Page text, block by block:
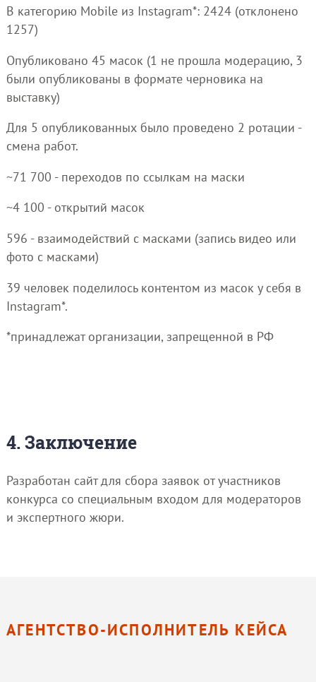
В категорию Mobile из Instagram*: 2424 (отклонено
1257)
Опубликовано 45 масок (1 не прошла модерацию, 3
были опубликованы в формате черновика на
выставку)
Для 5 опубликованных было проведено 2 ротации -
смена работ.
~71 700 - переходов по ссылкам на маски
~4 100 - открытий масок
596 - взаимодействий с масками (запись видео или
фото с масками)
39 человек поделилось контентом из масок у себя в
Instagram*.
*принадлежат организации, запрещенной в РФ
4. Заключение
Разработан сайт для сбора заявок от участников
конкурса со специальным входом для модераторов
и экспертного жюри.
АГЕНТСТВО-ИСПОЛНИТЕЛЬ КЕЙСА